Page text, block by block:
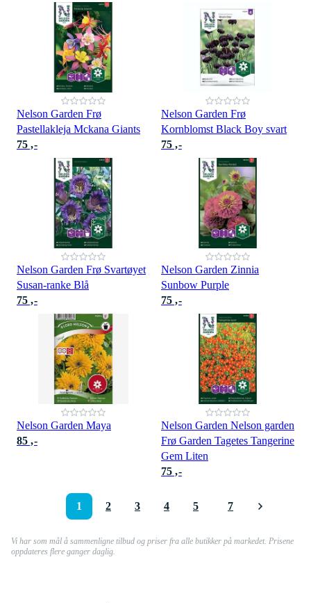
Nelson Garden Frø
Pastellakleja Mckana Giants
75 ,-
Nelson Garden Frø
Kornblomst Black Boy svart
75 ,-
Nelson Garden Frø Svartøyet
Susan-ranke Blå
75 ,-
Nelson Garden Zinnia
Sunbow Purple
75 ,-
Nelson Garden Maya
85 ,-
Nelson Garden Nelson garden
Frø Garden Tagetes Tangerine
Gem Liten
75 ,-
1 2 3 4 5 7
Vi har som mål å sammenligne tilbud og priser fra alle butikker på markedet. Prisene
oppdateres flere ganger daglig.